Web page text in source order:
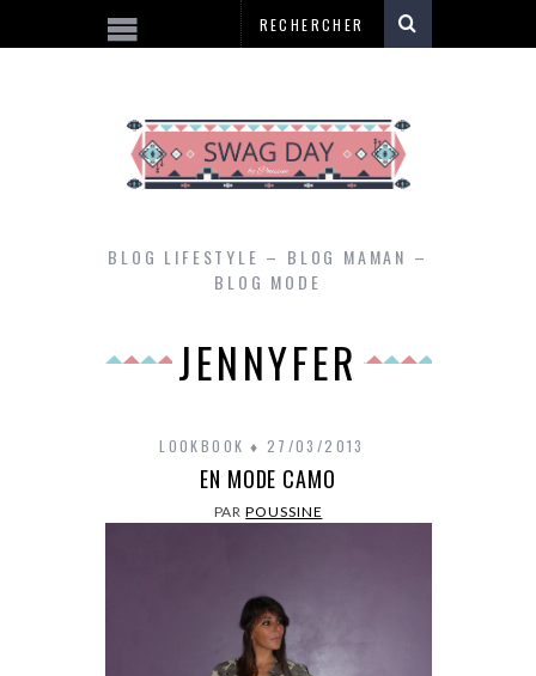
BLOG LIFESTYLE – BLOG MAMAN –
BLOG MODE
JENNYFER
LOOKBOOK 27/03/2013
EN MODE CAMO
PARPOUSSINE